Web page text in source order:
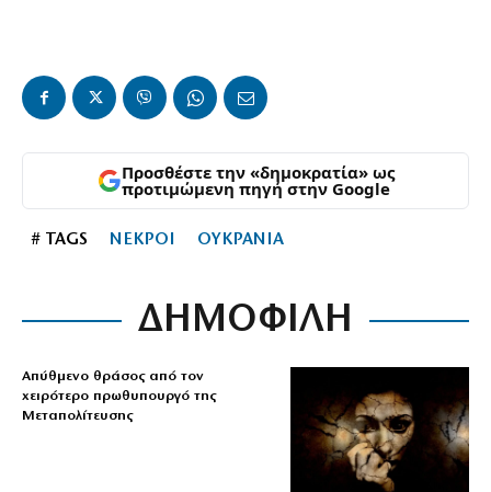
Προσθέστε την «δημοκρατία» ως
προτιμώμενη πηγή στην Google
# TAGS ΝΕΚΡΟΙ ΟΥΚΡΑΝΙΑ
ΔΗΜΟΦΙΛΗ
Απύθμενο θράσος από τον
χειρότερο πρωθυπουργό της
Μεταπολίτευσης